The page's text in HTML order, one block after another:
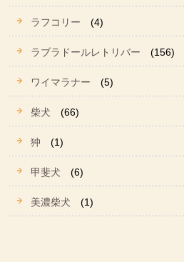
ラフコリー (4)
ラブラドールレトリバー (156)
ワイマラナー (5)
柴犬 (66)
狆 (1)
甲斐犬 (6)
美濃柴犬 (1)